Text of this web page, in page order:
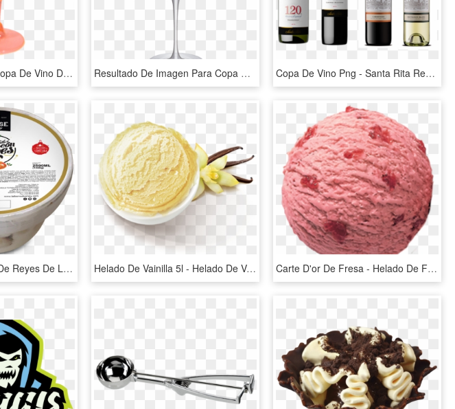
Imágenes Zoom - Copa De Vino De Carton, HD Png Download Resultado De Imagen Para Copa De Vino Tinto Dibujo - Wine Glass, HD Png Download Copa De Vino Png - Santa Rita Reserva Sauvignon Blanc, Transparent Png
Helado De Roscón De Reyes De La Ibense Bornay En Formato - Helado De Roscon De Reyes La Ibense, HD Png Download Helado De Vainilla 5l - Helado De Vainilla Png, Transparent Png Carte D'or De Fresa - Helado De Fresa Png, Transparent Png